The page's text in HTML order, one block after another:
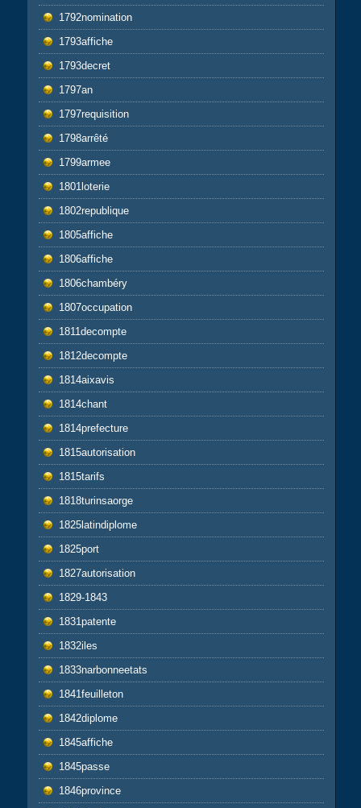
1792nomination
1793affiche
1793decret
1797an
1797requisition
1798arrêté
1799armee
1801loterie
1802republique
1805affiche
1806affiche
1806chambéry
1807occupation
1811decompte
1812decompte
1814aixavis
1814chant
1814prefecture
1815autorisation
1815tarifs
1818turinsaorge
1825latindiplome
1825port
1827autorisation
1829-1843
1831patente
1832iles
1833narbonneetats
1841feuilleton
1842diplome
1845affiche
1845passe
1846province